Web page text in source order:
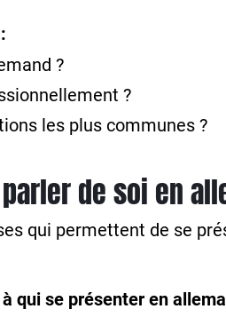
?
?
les plus communes ?
de soi en
qui permettent de se
qui se présenter en